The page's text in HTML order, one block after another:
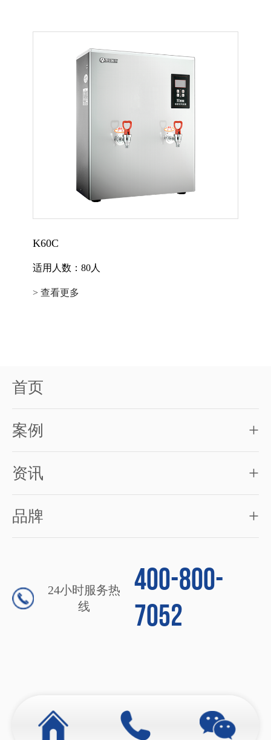
K60C
适用人数：80人
> 查看更多
首页
案例 +
资讯 +
品牌 +
24小时服务热
线
400-800-
7052